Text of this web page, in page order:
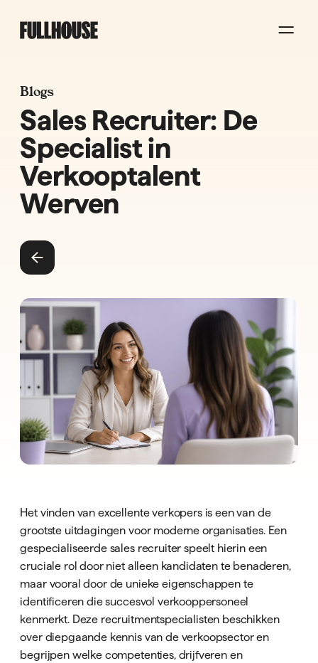
Blogs
Sales Recruiter: De
Specialist in
Verkooptalent
Werven
Het vinden van excellente verkopers is een van de
grootste uitdagingen voor moderne organisaties. Een
gespecialiseerde sales recruiter speelt hierin een
cruciale rol door niet alleen kandidaten te benaderen,
maar vooral door de unieke eigenschappen te
identificeren die succesvol verkooppersoneel
kenmerkt. Deze recruitmentspecialisten beschikken
over diepgaande kennis van de verkoopsector en
begrijpen welke competenties, drijfveren en